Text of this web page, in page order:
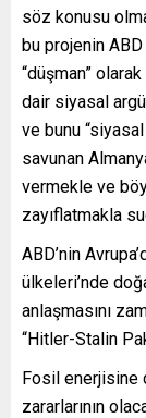
söz konusu
bu projenin
“düşman”
dair siyasal
ve bunu
savunan
vermekle ve
zayıflatmakla
ABD’nin
ülkeleri’nde
anlaşmasını
“Hitler-Stalin
Fosil enerjisine
zararlarının